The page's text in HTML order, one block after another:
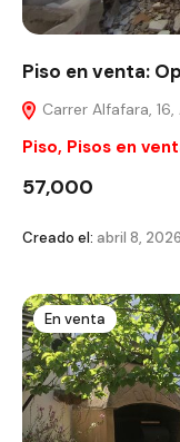
Piso en venta:
Carrer Alfafara,
Piso, Pisos en
57,000
Creado el: abril 8, 2026
En venta